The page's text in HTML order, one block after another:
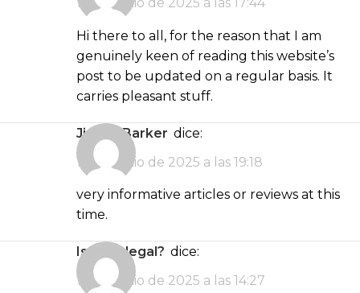
13 de junio de 2025 a las 17:44
Hi there to all, for the reason that I am
genuinely keen of reading this website’s
post to be updated on a regular basis. It
carries pleasant stuff.
Jimmy Barker dice:
13 de junio de 2025 a las 19:18
very informative articles or reviews at this
time.
Is IPTV legal? dice:
14 de junio de 2025 a las 14:27